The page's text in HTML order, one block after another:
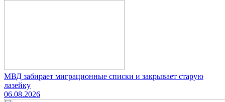
МВД забирает миграционные списки и закрывает старую
лазейку
06.08.2026